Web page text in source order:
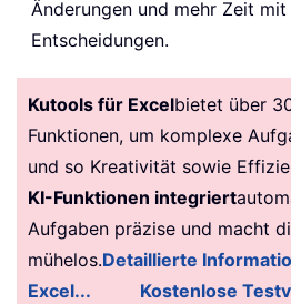
Änderungen und mehr Zeit
Entscheidungen.
Kutools für Excelbietet über
Funktionen, um komplexe
und so Kreativität sowie
KI-Funktionen integriert
Aufgaben präzise und macht
mühelos.Detaillierte
Excel...
Kostenlose